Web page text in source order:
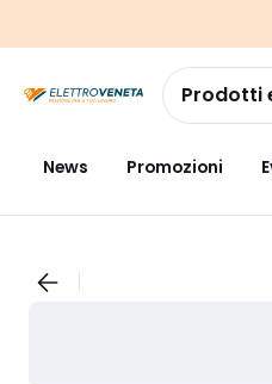
navigazionealla
pagina
Prodotti
News Promozioni